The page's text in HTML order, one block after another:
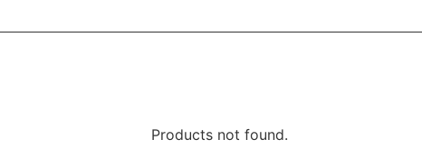
Products not found.